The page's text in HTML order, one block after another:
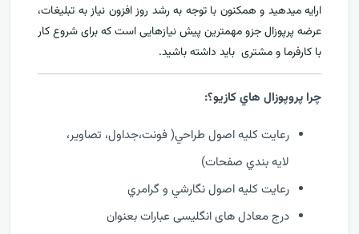
ارايه ميدهید و همکنون با توجه به رشد روز افزون نياز به تبليغات،
عرضه پرپوزال جزو مهمترين پیش نیازهایی است که برای شروع کار
با کارفرما و مشتری بايد داشته باشيد.
چرا پروپوزال هاي کازيو؟:
رعايت کليه اصول طراحي( فونت،جداول، تصاوير،
لايه بندي صفحات)
رعايت کليه اصول نگارشي و گرامري
درج معادل های انگلیسی عبارات بعنوان